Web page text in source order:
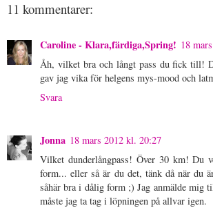
11 kommentarer:
Caroline - Klara,färdiga,Spring! 18
Åh, vilket bra och långt pass du fick till!
gav jag vika för helgens mys-mood och
Svara
Jonna 18 mars 2012 kl. 20:27
Vilket dunderlångpass! Över 30 km! Du
form... eller så är du det, tänk då när du
såhär bra i dålig form ;) Jag anmälde mig
måste jag ta tag i löpningen på allvar igen.